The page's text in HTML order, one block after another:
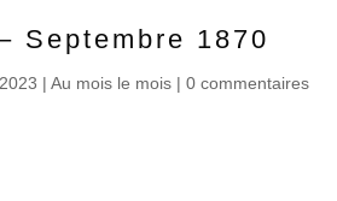
Septembre 1870
| Au mois le mois | 0 commentaires